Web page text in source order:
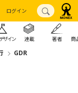
ログイン
ザイン 連載 著者 商
GDR